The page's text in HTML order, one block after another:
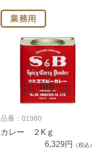
品番：01980
カレー ２Kｇ
6,329円
（税込）